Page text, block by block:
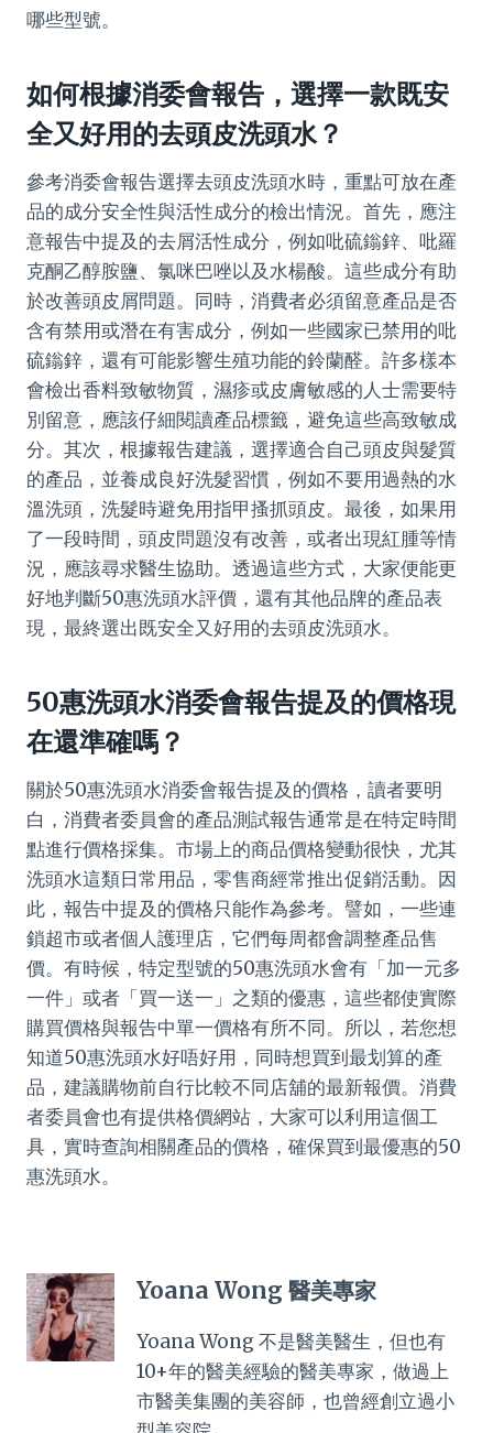
哪些型號。
如何根據消委會報告，選擇一款既安
全又好用的去頭皮洗頭水？
參考消委會報告選擇去頭皮洗頭水時，重點可放在產
品的成分安全性與活性成分的檢出情況。首先，應注
意報告中提及的去屑活性成分，例如吡硫鎓鋅、吡羅
克酮乙醇胺鹽、氯咪巴唑以及水楊酸。這些成分有助
於改善頭皮屑問題。同時，消費者必須留意產品是否
含有禁用或潛在有害成分，例如一些國家已禁用的吡
硫鎓鋅，還有可能影響生殖功能的鈴蘭醛。許多樣本
會檢出香料致敏物質，濕疹或皮膚敏感的人士需要特
別留意，應該仔細閱讀產品標籤，避免這些高致敏成
分。其次，根據報告建議，選擇適合自己頭皮與髮質
的產品，並養成良好洗髮習慣，例如不要用過熱的水
溫洗頭，洗髮時避免用指甲搔抓頭皮。最後，如果用
了一段時間，頭皮問題沒有改善，或者出現紅腫等情
況，應該尋求醫生協助。透過這些方式，大家便能更
好地判斷50惠洗頭水評價，還有其他品牌的產品表
現，最終選出既安全又好用的去頭皮洗頭水。
50惠洗頭水消委會報告提及的價格現
在還準確嗎？
關於50惠洗頭水消委會報告提及的價格，讀者要明
白，消費者委員會的產品測試報告通常是在特定時間
點進行價格採集。市場上的商品價格變動很快，尤其
洗頭水這類日常用品，零售商經常推出促銷活動。因
此，報告中提及的價格只能作為參考。譬如，一些連
鎖超市或者個人護理店，它們每周都會調整產品售
價。有時候，特定型號的50惠洗頭水會有「加一元多
一件」或者「買一送一」之類的優惠，這些都使實際
購買價格與報告中單一價格有所不同。所以，若您想
知道50惠洗頭水好唔好用，同時想買到最划算的產
品，建議購物前自行比較不同店舖的最新報價。消費
者委員會也有提供格價網站，大家可以利用這個工
具，實時查詢相關產品的價格，確保買到最優惠的50
惠洗頭水。
Yoana Wong 醫美專家
Yoana Wong 不是醫美醫生，但也有
10+年的醫美經驗的醫美專家，做過上
市醫美集團的美容師，也曾經創立過小